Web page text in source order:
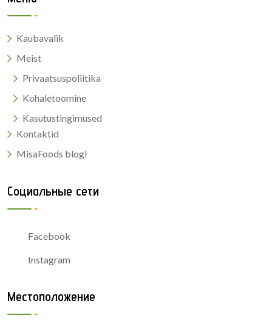
Kaubavalik
Meist
Privaatsuspoliitika
Kohaletoomine
Kasutustingimused
Kontaktid
MisaFoods blogi
Социальные сети
Facebook
Instagram
Местоположение